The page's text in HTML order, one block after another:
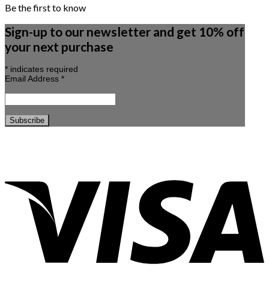
Be the first to know
Sign-up to our newsletter and get 10% off
your next purchase
* indicates required
Email Address *